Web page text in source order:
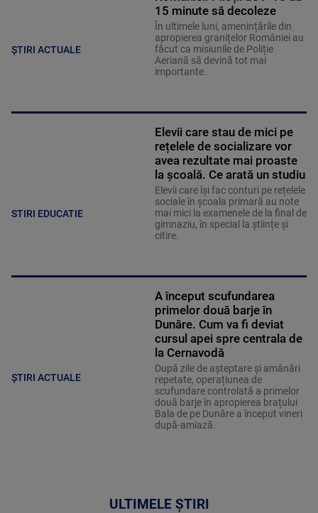
ȘTIRI ACTUALE
15 minute să decoleze
În ultimele luni, amenințările din
apropierea granițelor României au
făcut ca misiunile de Poliție
Aeriană să devină tot mai
importante.
STIRI EDUCATIE
Elevii care stau de mici pe
rețelele de socializare vor
avea rezultate mai proaste
la școală. Ce arată un studiu
Elevii care îşi fac conturi pe rețelele
sociale în școala primară au note
mai mici la examenele de la final de
gimnaziu, în special la științe și
citire.
ȘTIRI ACTUALE
A început scufundarea
primelor două barje în
Dunăre. Cum va fi deviat
cursul apei spre centrala de
la Cernavodă
După zile de așteptare și amânări
repetate, operațiunea de
scufundare controlată a primelor
două barje în apropierea brațului
Bala de pe Dunăre a început vineri
după-amiază.
ULTIMELE ȘTIRI